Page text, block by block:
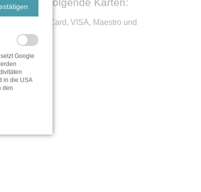
MasterCard, VISA, Maestro und
Plus
Google
in die USA
den